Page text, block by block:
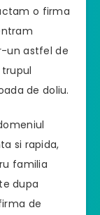
o firma
un astfel de
de doliu.
si rapida,
familia
dupa
de